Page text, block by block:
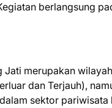
berlangsung
Jati merupakan
dan Terjauh),
sektor pariwisata